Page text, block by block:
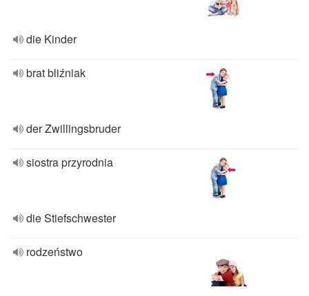
die Kinder
brat bliźniak
der Zwillingsbruder
siostra przyrodnia
die Stiefschwester
rodzeństwo